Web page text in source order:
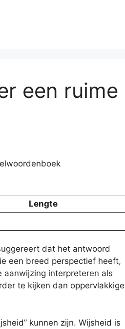
een ruime
Lengte
dat het antwoord
een breed perspectief heeft,
aanwijzing interpreteren als
te kijken dan oppervlakkige
kunnen zijn. Wijsheid is